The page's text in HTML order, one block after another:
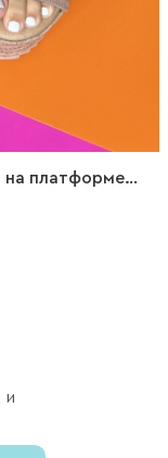
на платформе
и